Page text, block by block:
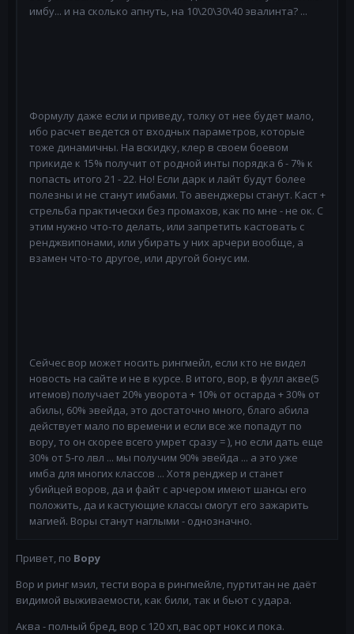
имбу... и на сколько апнуть, на 10\20\30\40 эвалинта? ...
Формулу даже если и приведу, толку от нее будет мало,
ибо расчет ведется от входных параметров, которые
тоже динамичны. На вскидку, клер в своем боевом
прикиде к 15% получит от родной инты порядка 6 - 7% к
попасть итого 21 - 22. Но! Если дарк и лайт будут более
полезны и не станут имбами. То авенджеры станут. Каст +
стрельба практически без промахов, как по мне - не ок. С
этим нужно что-то делать, или запретить кастовать с
ренджвипонами, или убирать у них арчери вообще, а
взамен что-то другое, или другой бонус им.
Сейчес вор может носить рингмейл, если кто не видел
новость на сайте и не в курсе. В итого, вор, в фулл акве(5
итемов) получает 20% уворота + 10% от остарда + 30% от
абилы, 60% эвейда, это достаточно много, благо абила
действует мало по времени и если все же попадут по
вору, то он скорее всего умрет сразу = ), но если дать еще
30% от 5-го лвл ... мы получим 90% эвейда ... а это уже
имба для многих классов ... Хотя ренджер и станет
убийцей воров, да и файт с арчером имеют шансы его
положить, да и кастующие классы смогут его зажарить
магией. Воры станут наглыми - однозначно.
Привет, по Вору
Вор и ринг мэил, тести вора в рингмейле, пуртитан не даёт
видимой выживаемости, как били, так и бьют с удара.
Аква - полный бред, вор с 120 хп, вас орт нокс и пока.